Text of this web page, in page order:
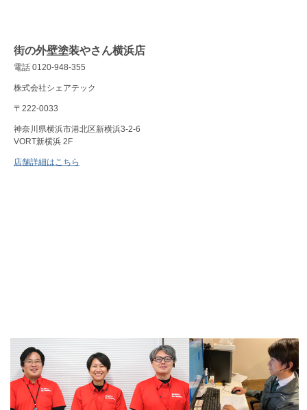
街の外壁塗装やさん横浜店
電話 0120-948-355
株式会社シェアテック
〒222-0033
神奈川県横浜市港北区新横浜3-2-6
VORT新横浜 2F
店舗詳細はこちら